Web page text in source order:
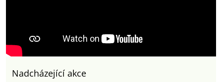
Nadcházející akce